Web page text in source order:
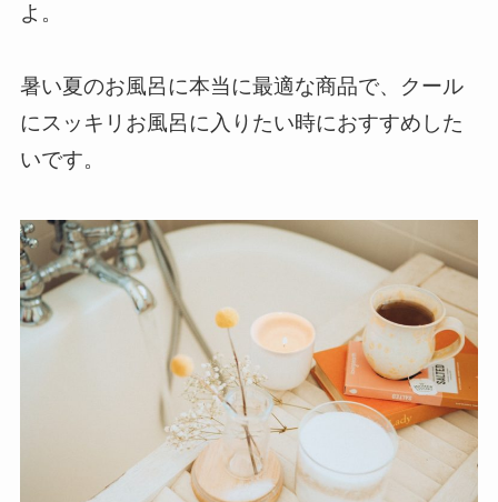
よ。
暑い夏のお風呂に本当に最適な商品で、クール
にスッキリお風呂に入りたい時におすすめした
いです。